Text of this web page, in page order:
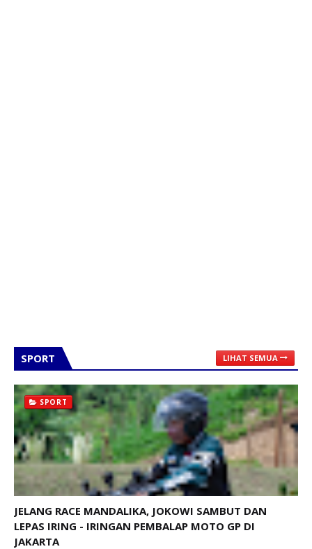
SPORT LIHAT SEMUA
SPORT
JELANG RACE MANDALIKA, JOKOWI SAMBUT DAN
LEPAS IRING - IRINGAN PEMBALAP MOTO GP DI
JAKARTA